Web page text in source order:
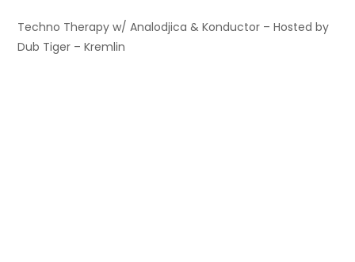
Techno Therapy w/ Analodjica & Konductor – Hosted by
Dub Tiger – Kremlin